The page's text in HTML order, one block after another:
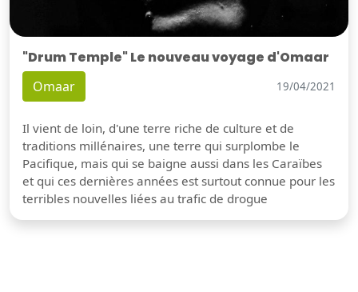
"Drum Temple" Le nouveau voyage d'Omaar
Omaar 19/04/2021
Il vient de loin, d'une terre riche de culture et de
traditions millénaires, une terre qui surplombe le
Pacifique, mais qui se baigne aussi dans les Caraïbes
et qui ces dernières années est surtout connue pour les
terribles nouvelles liées au trafic de drogue